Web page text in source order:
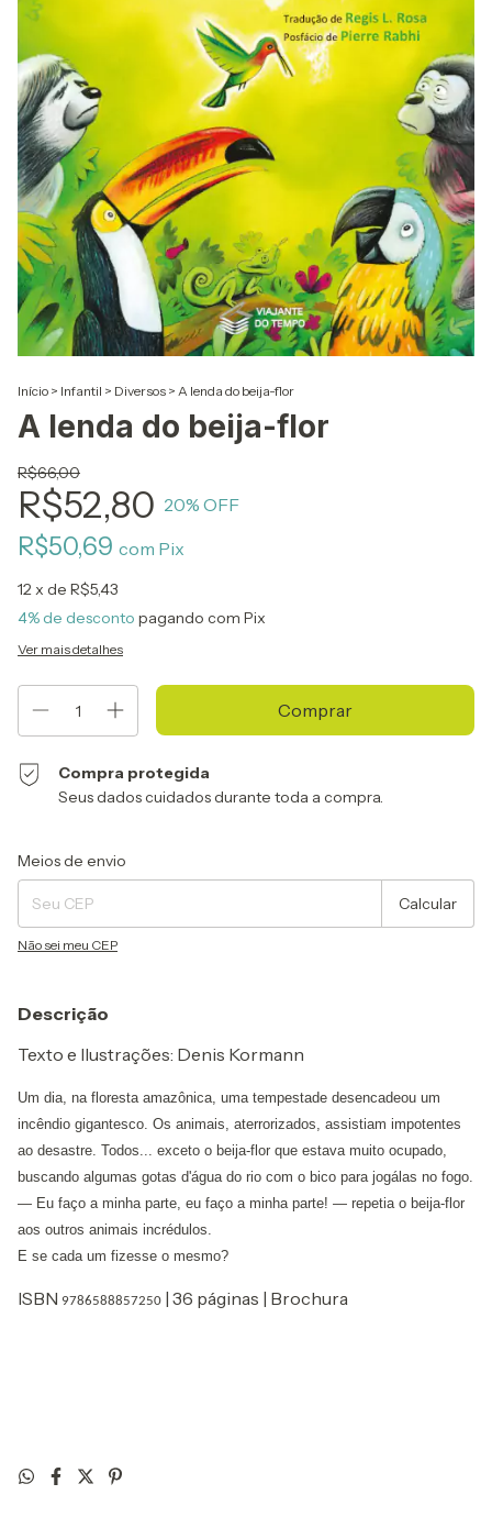
Início > Infantil > Diversos > A lenda do beija-flor
A lenda do beija-flor
R$66,00
R$52,80 20% OFF
R$50,69 com Pix
12x de R$5,43
4% de desconto pagando com Pix
Ver mais detalhes
Compra protegida
Seus dados cuidados durante toda a compra.
Entregas para o CEP:
Meios de envio
Calcular
Não sei meu CEP
Descrição
Texto e Ilustrações: Denis Kormann
Um dia, na floresta amazônica, uma tempestade desencadeou um
incêndio gigantesco. Os animais, aterrorizados, assistiam impotentes
ao desastre. Todos... exceto o beija-flor que estava muito ocupado,
buscando algumas gotas d'água do rio com o bico para jogálas no fogo.
— Eu faço a minha parte, eu faço a minha parte! — repetia o beija-flor
aos outros animais incrédulos.
E se cada um fizesse o mesmo?
ISBN 9786588857250 | 36 páginas | Brochura